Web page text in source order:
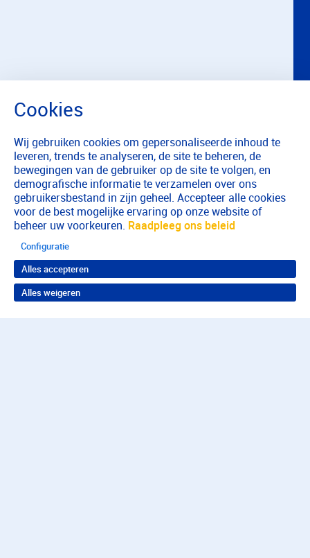
Wij gebruiken cookies om gepersonaliseerde inhoud te
leveren, trends te analyseren, de site te beheren, de
bewegingen van de gebruiker op de site te volgen, en
demografische informatie te verzamelen over ons
gebruikersbestand in zijn geheel. Accepteer alle cookies
voor de best mogelijke ervaring op onze website of
beheer uw voorkeuren. Raadpleeg ons beleid
Configuratie
Alles accepteren
Alles weigeren